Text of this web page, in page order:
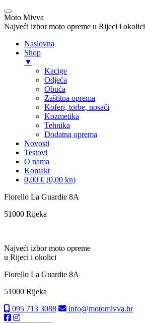
Moto Mivva
Najveći izbor moto opreme u Rijeci i okolici
Naslovna
Shop
▼
Kacige
Odjeća
Obuća
Zaštitna oprema
Koferi, torbe, nosači
Kozmetika
Tehnika
Dodatna oprema
Novosti
Testovi
O nama
Kontakt
0,00 € (0,00 kn)
Skip
content
Fiorello La Guardie 8A
51000 Rijeka
Najveći izbor moto opreme
u Rijeci i okolici
Fiorello La Guardie 8A
51000 Rijeka
095 713 3088
info@motomivva.hr